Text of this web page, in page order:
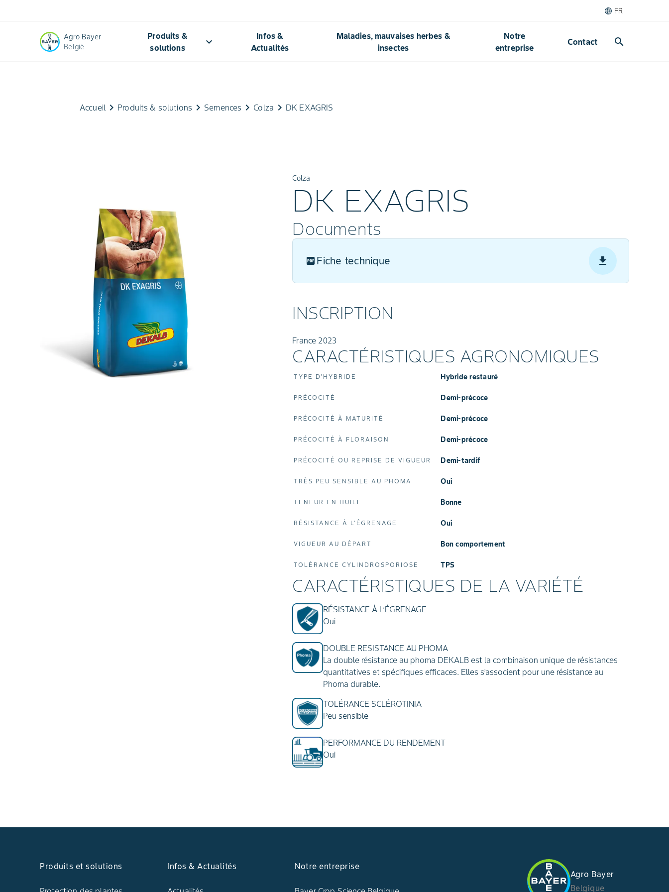
FR
Agro Bayer
België
Produits &
solutions
keyboard_arrow_down
Infos &
Actualités
Maladies, mauvaises herbes &
insectes
Notre
entreprise
Contact search
Accueil keyboard_arrow_right Produits & solutions keyboard_arrow_right Semences keyboard_arrow_right Colza keyboard_arrow_right DK EXAGRIS
Colza
DK EXAGRIS
Documents
Fiche technique
INSCRIPTION
France 2023
CARACTÉRISTIQUES AGRONOMIQUES
TYPE D'HYBRIDE Hybride restauré
PRÉCOCITÉ Demi-précoce
PRÉCOCITÉ À MATURITÉ Demi-précoce
PRÉCOCITÉ À FLORAISON Demi-précoce
PRÉCOCITÉ OU REPRISE DE VIGUEUR Demi-tardif
TRÈS PEU SENSIBLE AU PHOMA Oui
TENEUR EN HUILE Bonne
RÉSISTANCE À L'ÉGRENAGE Oui
VIGUEUR AU DÉPART Bon comportement
TOLÉRANCE CYLINDROSPORIOSE TPS
CARACTÉRISTIQUES DE LA VARIÉTÉ
RÉSISTANCE À L’ÉGRENAGE
Oui
DOUBLE RESISTANCE AU PHOMA
La double résistance au phoma DEKALB est la combinaison unique de résistances
quantitatives et spécifiques efficaces. Elles s’associent pour une résistance au
Phoma durable.
TOLÉRANCE SCLÉROTINIA
Peu sensible
PERFORMANCE DU RENDEMENT
Oui
Produits et solutions Infos & Actualités Notre entreprise
Agro Bayer
Belgique